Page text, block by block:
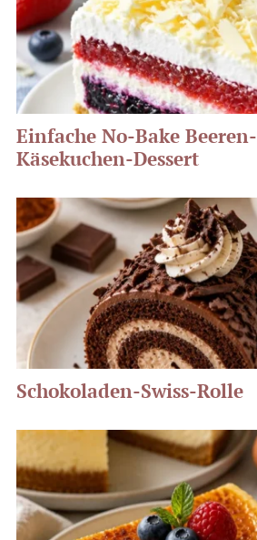
Einfache No-Bake Beeren-
Käsekuchen-Dessert
Schokoladen-Swiss-Rolle